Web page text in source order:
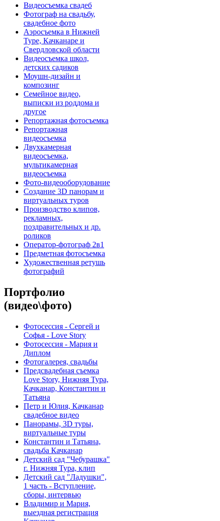
Видеосъемка свадеб
Фотограф на свадьбу,
свадебное фото
Аэросъемка в Нижней
Туре, Качканаре и
Свердловской области
Видеосъемка школ,
детских садиков
Моушн-дизайн и
композинг
Семейное видео,
выписки из роддома и
другое
Репортажная фотосъемка
Репортажная
видеосъемка
Двухкамерная
видеосъемка,
мультикамерная
видеосъемка
Фото-видеооборудование
Создание 3D панорам и
виртуальных туров
Производство клипов,
рекламных,
поздравительных и др.
роликов
Оператор-фотограф 2в1
Предметная фотосъемка
Художественная ретушь
фотографий
Портфолио
(видео\фото)
Фотосессия - Сергей и
Софья - Love Story
Фотосессия - Мария и
Диплом
Фотогалерея, свадьбы
Предсвадебная съемка
Love Story, Нижняя Тура,
Качканар, Константин и
Татьяна
Петр и Юлия, Качканар
свадебное видео
Панорамы, 3D туры,
виртуальные туры
Константин и Татьяна,
свадьба Качканар
Детский сад "Чебурашка"
г. Нижняя Тура, клип
Детский сад "Ладушки",
1 часть - Вступление,
сборы, интервью
Владимир и Мария,
выездная регистрация